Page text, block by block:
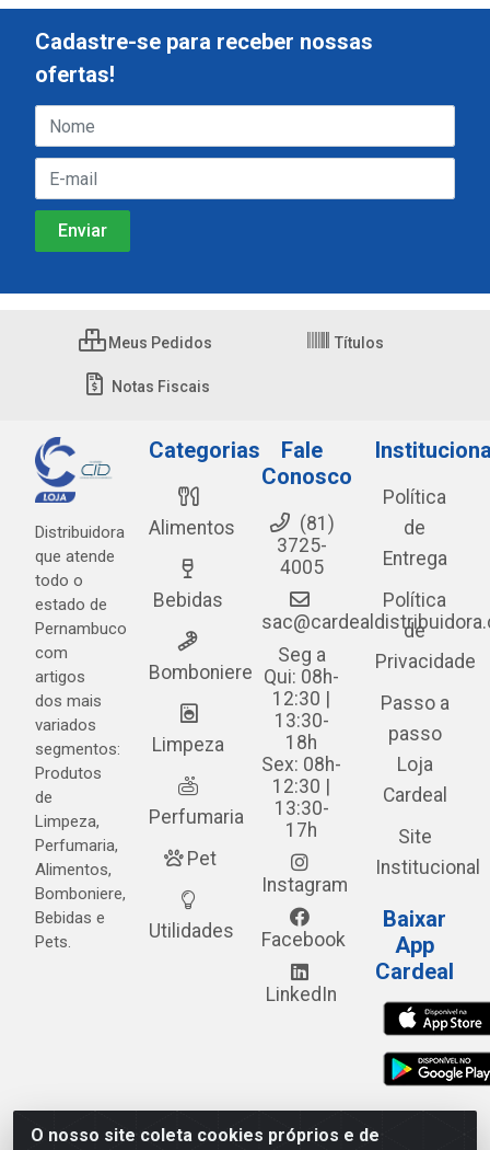
O nosso site coleta cookies próprios e de
Cadastre-se para receber nossas
ofertas!
Meus Pedidos Títulos
Notas Fiscais
Distribuidora
que atende
todo o
estado de
Pernambuco
com
artigos
dos mais
variados
segmentos:
Produtos
de
Limpeza,
Perfumaria,
Alimentos,
Bomboniere,
Bebidas e
Pets.
Categorias
Alimentos
Bebidas
Bomboniere
Limpeza
Perfumaria
Pet
Utilidades
Fale
Conosco
(81)
3725-
4005
Seg a
Qui: 08h-
12:30 |
13:30-
18h
Sex: 08h-
12:30 |
13:30-
17h
Instagram
Facebook
LinkedIn
Política
de
Entrega
Política
de
Privacidade
Passo a
passo
Loja
Cardeal
Site
Institucional
Baixar
App
Cardeal